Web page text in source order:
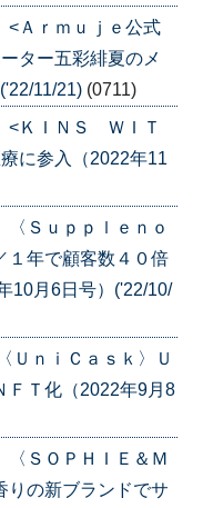
<Ａｒｍｕｊｅ公式
ター五彩緋夏のメ
11/21) (0711)
<ＫＩＮＳ ＷＩＴ
に参入（2022年11
Ｓｕｐｐｌｅｎｏ
１年で顧客数４０倍
10月6日号）('22/10/
ＵｎｉＣａｓｋ〉Ｕ
ＦＴ化（2022年9月8
ＳＯＰＨＩＥ＆Ｍ
りの新ブランドでサ